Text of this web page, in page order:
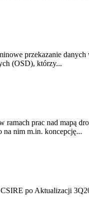
przekazanie danych
(OSD), którzy...
ramach prac nad mapą
na nim m.in. koncepcję...
po Aktualizacji